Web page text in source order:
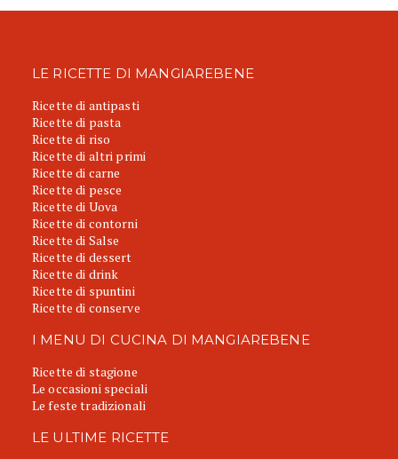
LE RICETTE DI MANGIAREBENE
Ricette di antipasti
Ricette di pasta
Ricette di riso
Ricette di altri primi
Ricette di carne
Ricette di pesce
Ricette di Uova
Ricette di contorni
Ricette di Salse
Ricette di dessert
Ricette di drink
Ricette di spuntini
Ricette di conserve
I MENU DI CUCINA DI MANGIAREBENE
Ricette di stagione
Le occasioni speciali
Le feste tradizionali
LE ULTIME RICETTE